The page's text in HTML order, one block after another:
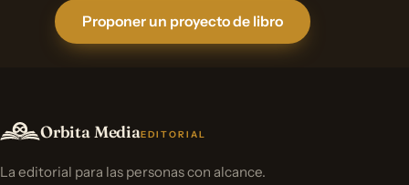
Proponer un proyecto de libro
Orbita MediaEDITORIAL
La editorial para las personas con alcance.